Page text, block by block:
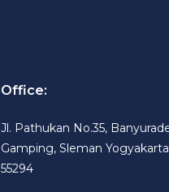
Office:
Jl. Pathukan No.35,
Gamping, Sleman
55294